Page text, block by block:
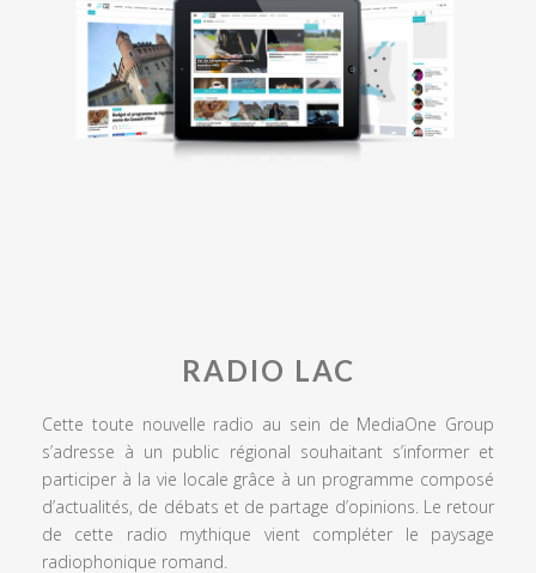
RADIO LAC
Cette toute nouvelle radio au sein de MediaOne Group
s’adresse à un public régional souhaitant s’informer et
participer à la vie locale grâce à un programme composé
d’actualités, de débats et de partage d’opinions. Le retour
de cette radio mythique vient compléter le paysage
radiophonique romand.